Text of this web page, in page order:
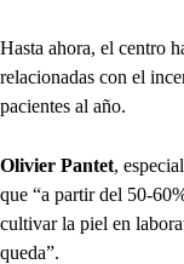
Hasta ahora, el centro
relacionadas con el
pacientes al año.
Olivier Pantet,
que “a partir del 50-
cultivar la piel en
queda”.